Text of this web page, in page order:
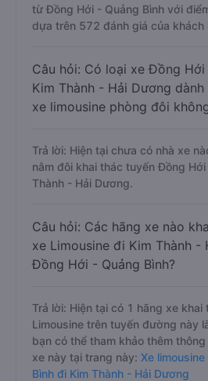
từ Đồng Hới - Quảng Bình với
dựa trên 572 đánh giá của khách
Câu hỏi: Có loại xe Đồng Hới
Kim Thành - Hải Dương
xe limousine phòng đôi
Trả lời: Hiện tại chưa có nhà xe
nằm đôi khai thác tuyến Đồng
Thành - Hải Dương.
Câu hỏi: Các hãng xe nào
xe Limousine đi Kim Thành -
Đồng Hới - Quảng Bình?
Trả lời: Hiện tại có 1 hãng xe khai
Limousine trên tuyến đường này
bạn có thể tham khảo thêm
xe này tại trang này: Xe
Bình đi Kim Thành - Hải Dương